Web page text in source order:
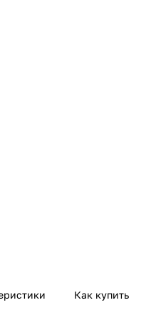
Как купить